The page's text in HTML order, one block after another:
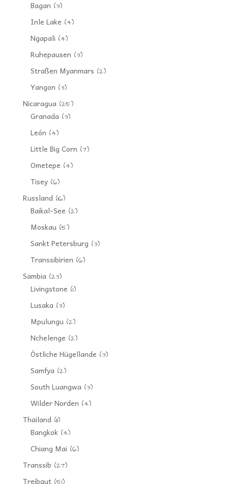
Bagan (3)
Inle Lake (4)
Ngapali (4)
Ruhepausen (3)
Straßen Myanmars (2)
Yangon (3)
Nicaragua(25)
Granada(3)
León (4)
Little Big Corn (7)
Ometepe (4)
Tisey(6)
Russland(16)
Baikal-See (2)
Moskau(5)
Sankt Petersburg (3)
Transsibirien (6)
Sambia(23)
Livingstone (1)
Lusaka(3)
Mpulungu(2)
Nchelenge (2)
Östliche Hügellande (3)
Samfya(2)
South Luangwa(3)
Wilder Norden (4)
Thailand(11)
Bangkok(4)
Chiang Mai (6)
Transsib (27)
Treibgut(51)